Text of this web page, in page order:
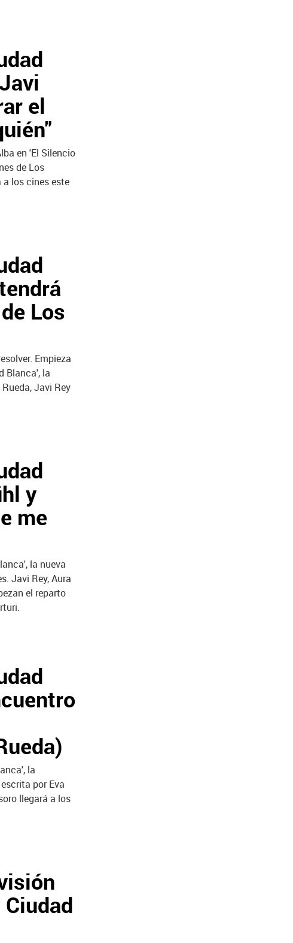
el
en 'El Silencio
de Los
a los cines este
Los
Empieza
Blanca', la
Javi Rey
y
me
la nueva
Javi Rey, Aura
el reparto
la
por Eva
llegará a los